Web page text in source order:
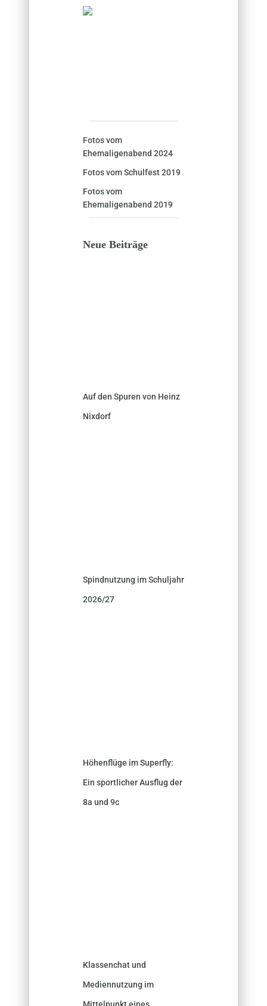
Fotos vom
Ehemaligenabend 2024
Fotos vom Schulfest 2019
Fotos vom
Ehemaligenabend 2019
Neue Beiträge
Auf den Spuren von Heinz
Nixdorf
Spindnutzung im Schuljahr
2026/27
Höhenflüge im Superfly:
Ein sportlicher Ausflug der
8a und 9c
Klassenchat und
Mediennutzung im